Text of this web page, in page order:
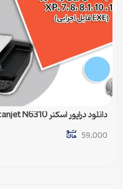
برای تمامی ویندوزها
59,000